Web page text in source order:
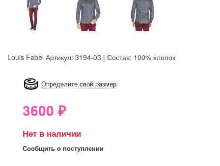
Louis Fabel Артикул: 3194-03 | Состав: 100% хлопок
Определите свой размер
3600 ₽
Нет в наличии
Сообщить о поступлении